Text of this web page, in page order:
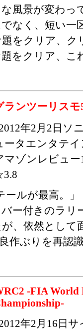
風景が変わっ
なく、短い一
をクリア、ク
をクリア、こ
ランツーリスモ
年2月2日ソ
ータエンタテイ
マゾンレビュー
ールが最高。
ー付きのラリ
、依然として
作ぶりを再認
-FIA World
年2月16日サ